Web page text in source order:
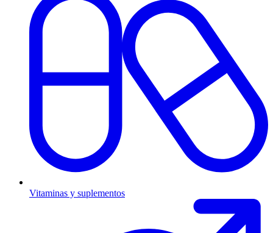
Vitaminas y suplementos